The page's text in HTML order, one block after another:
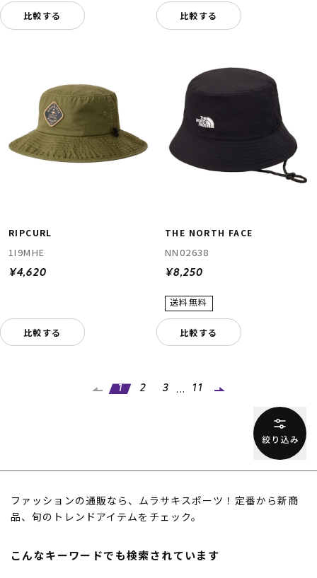
比較する 比較する
RIPCURL
1I9MHE
¥4,620
比較する
THE NORTH FACE
NN02638
¥8,250
比較する
1 2 3 ... 11
ファッションの通販なら、ムラサキスポーツ！定番から新商
品、旬のトレンドアイテムをチェック。
こんなキーワードでも検索されています